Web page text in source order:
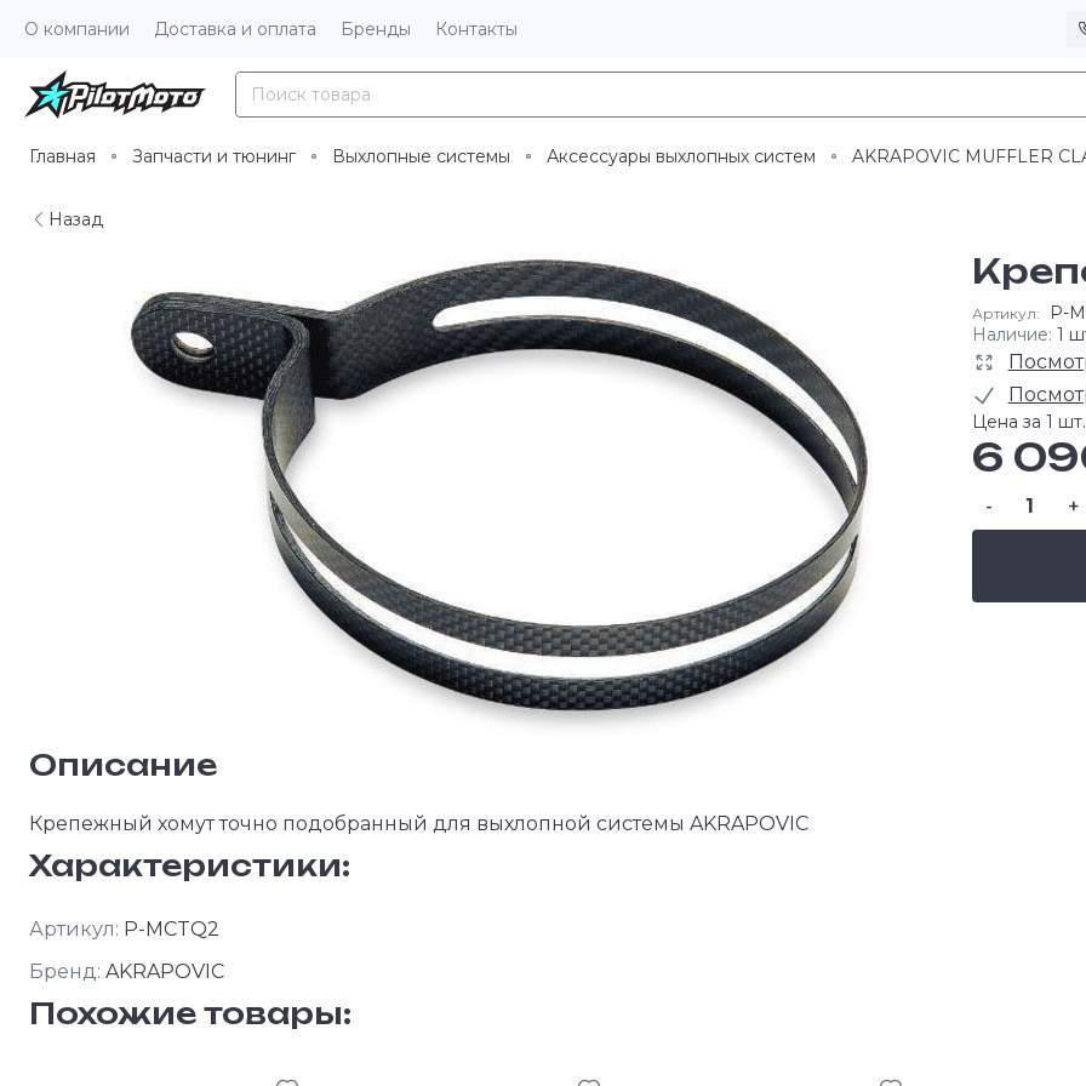
О компании Доставка и оплата Бренды Контакты
Главная Запчасти и тюнинг Выхлопные системы Аксессуары выхлопных систем AKRAPOVIC MUFFLER
Назад
Описание
Крепежный хомут точно подобранный для выхлопной системы AKRAPOVIC
Характеристики:
Артикул: P-MCTQ2
Бренд: AKRAPOVIC
Артикул:
P-
Наличие: 1
Цена за 1
6
- +
Похожие товары: